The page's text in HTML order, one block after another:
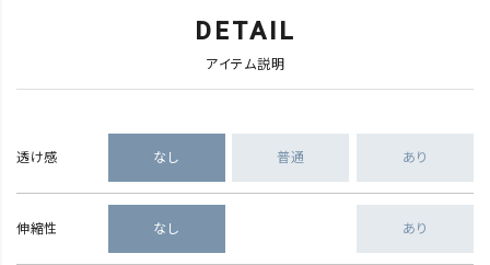
DETAIL
アイテム説明
透け感 なし 普通 あり
伸縮性 なし あり